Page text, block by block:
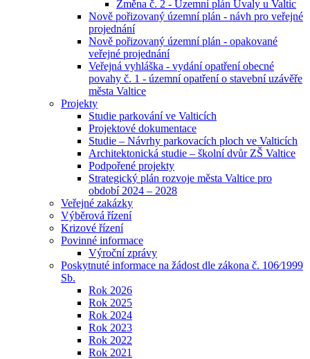
Změna č. 2 - Územní plán Úvaly u Valtic
Nově pořizovaný územní plán - návh pro veřejné
projednání
Nově pořizovaný územní plán - opakované
veřejné projednání
Veřejná vyhláška - vydání opatření obecné
povahy č. 1 - územní opatření o stavební uzávěře
města Valtice
Projekty
Studie parkování ve Valticích
Projektové dokumentace
Studie – Návrhy parkovacích ploch ve Valticích
Architektonická studie – školní dvůr ZŠ Valtice
Podpořené projekty
Strategický plán rozvoje města Valtice pro
období 2024 – 2028
Veřejné zakázky
Výběrová řízení
Krizové řízení
Povinné informace
Výroční zprávy
Poskytnuté informace na žádost dle zákona č. 106⁄1999
Sb.
Rok 2026
Rok 2025
Rok 2024
Rok 2023
Rok 2022
Rok 2021